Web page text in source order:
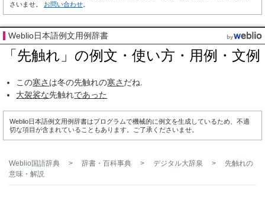
さいませ。 お問い合わせ
Weblio日本語例文用例辞書
「先触れ」の例文・使い方・用例・文例
この寒さ は冬の先触れの寒さ だね.
大袈裟な先触れであった
Weblio日本語例文用例辞書はプログラムで機械的に例文を生成しているため、不適
切な項目が含まれていることもあります。ご了承くださいませ。
Weblio国語辞典 > 辞書・百科事典 > デジタル大辞泉 > 先触れの
意味・解説